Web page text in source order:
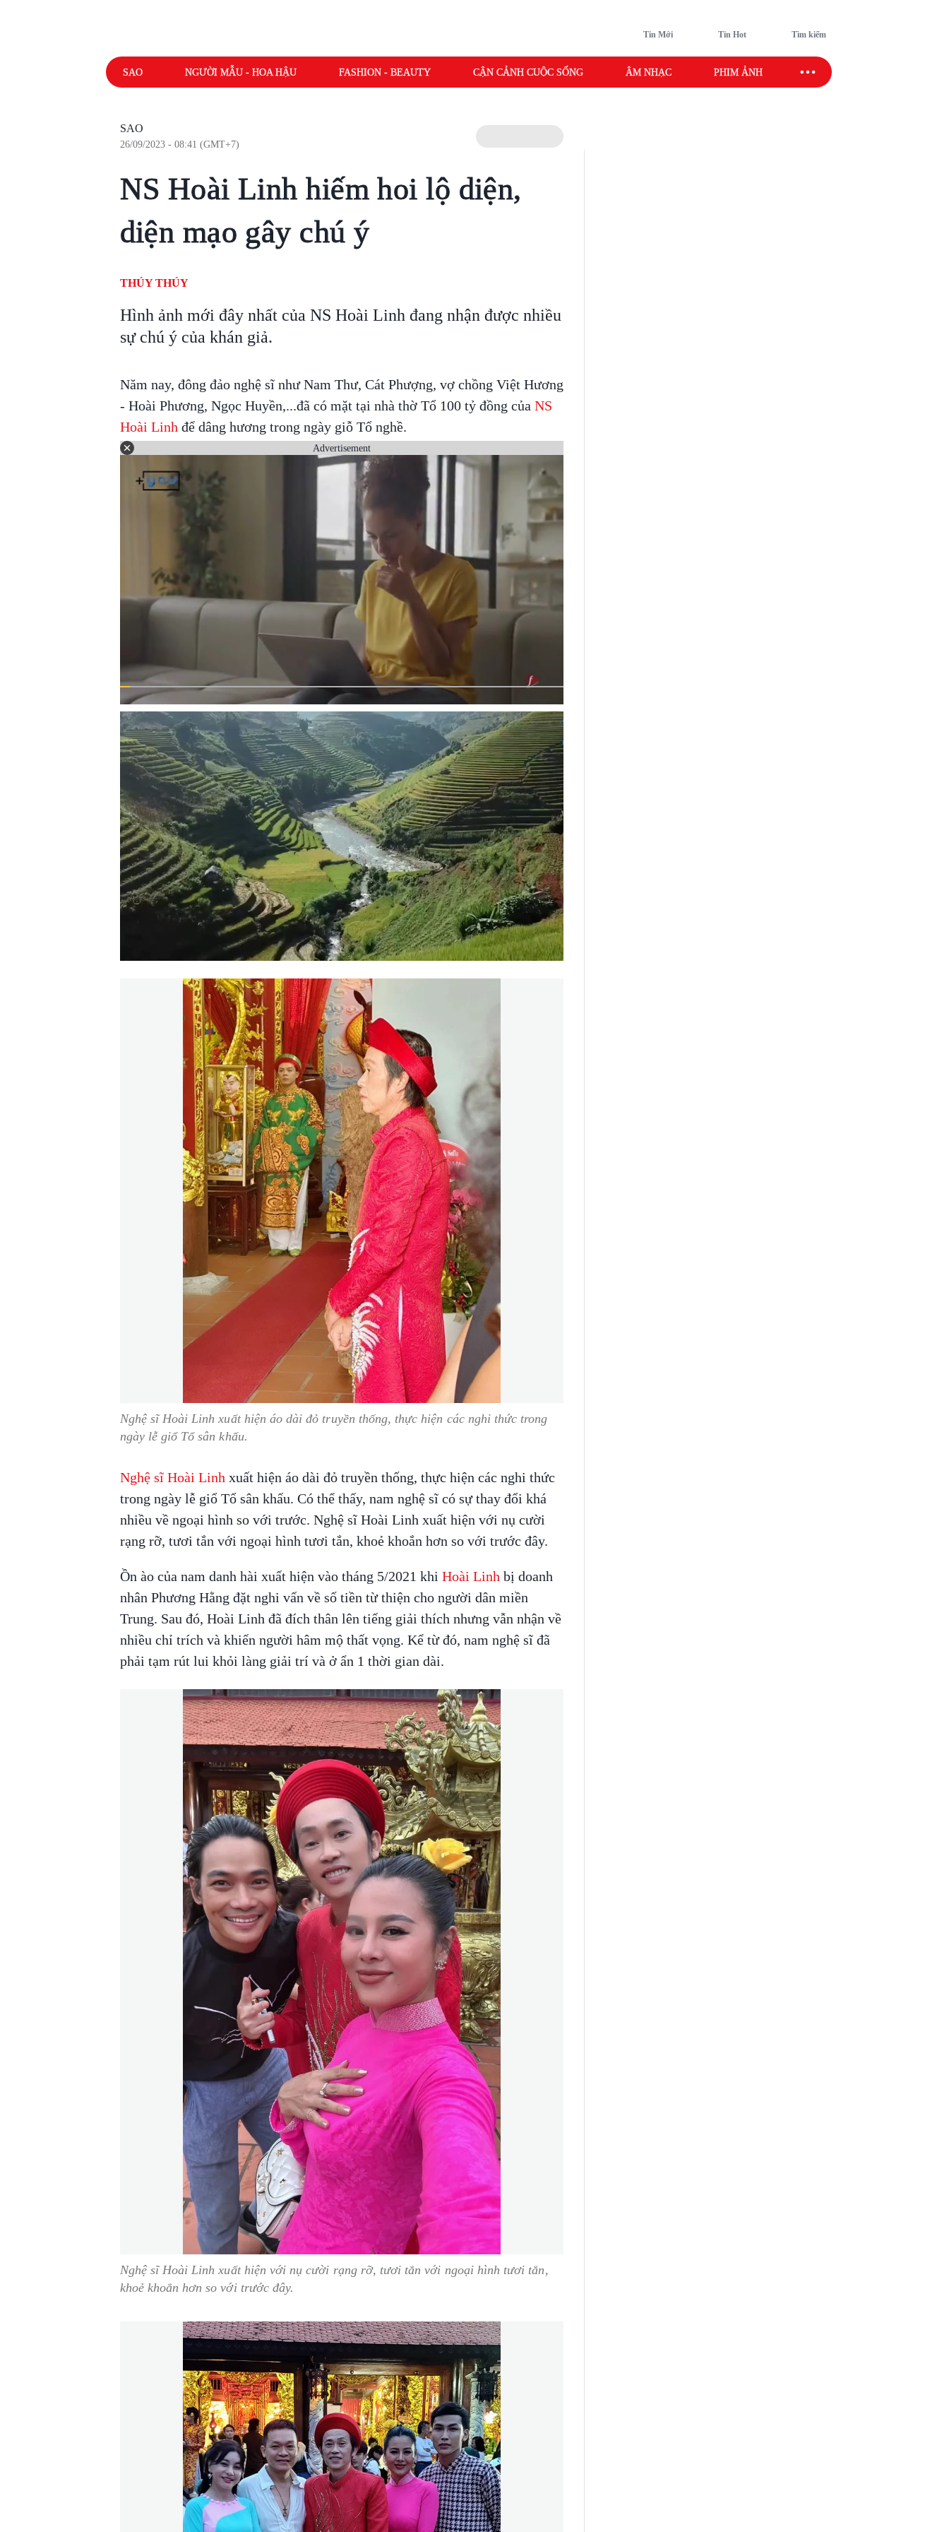
Tin Mới Tin Hot Tìm kiếm
SAO NGƯỜI MẪU - HOA HẬU FASHION - BEAUTY CẬN CẢNH CUỘC SỐNG ÂM NHẠC PHIM ẢNH SAO SPORT
SAO
26/09/2023 - 08:41 (GMT+7)
NS Hoài Linh hiếm hoi lộ diện,
diện mạo gây chú ý
THÚY THÚY
Hình ảnh mới đây nhất của NS Hoài Linh đang nhận được nhiều
sự chú ý của khán giả.
Năm nay, đông đảo nghệ sĩ như Nam Thư, Cát Phượng, vợ chồng Việt Hương
- Hoài Phương, Ngọc Huyền,...đã có mặt tại nhà thờ Tổ 100 tỷ đồng của NS
Hoài Linh để dâng hương trong ngày giỗ Tổ nghề.
Advertisement
Nghệ sĩ Hoài Linh xuất hiện áo dài đỏ truyền thống, thực hiện các nghi thức trong
ngày lễ giổ Tổ sân khấu.
Nghệ sĩ Hoài Linh xuất hiện áo dài đỏ truyền thống, thực hiện các nghi thức
trong ngày lễ giổ Tổ sân khấu. Có thể thấy, nam nghệ sĩ có sự thay đổi khá
nhiều về ngoại hình so với trước. Nghệ sĩ Hoài Linh xuất hiện với nụ cười
rạng rỡ, tươi tắn với ngoại hình tươi tắn, khoẻ khoắn hơn so với trước đây.
Ồn ào của nam danh hài xuất hiện vào tháng 5/2021 khi Hoài Linh bị doanh
nhân Phương Hằng đặt nghi vấn về số tiền từ thiện cho người dân miền
Trung. Sau đó, Hoài Linh đã đích thân lên tiếng giải thích nhưng vẫn nhận về
nhiều chỉ trích và khiến người hâm mộ thất vọng. Kể từ đó, nam nghệ sĩ đã
phải tạm rút lui khỏi làng giải trí và ở ẩn 1 thời gian dài.
Nghệ sĩ Hoài Linh xuất hiện với nụ cười rạng rỡ, tươi tắn với ngoại hình tươi tắn,
khoẻ khoắn hơn so với trước đây.